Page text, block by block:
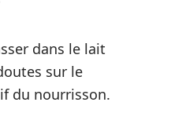
dans le lait
sur le
du nourrisson.